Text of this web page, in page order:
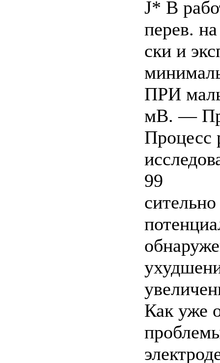
J* В
перев.
ски и
ПРИ
мВ. —
Процесс
99
Как уже